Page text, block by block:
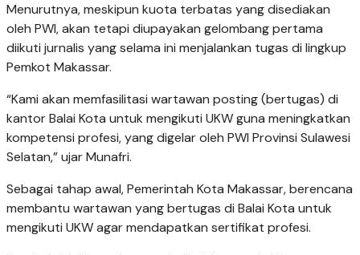
Menurutnya, meskipun kuota terbatas yang disediakan
oleh PWI, akan tetapi diupayakan gelombang pertama
diikuti jurnalis yang selama ini menjalankan tugas di lingkup
Pemkot Makassar.
“Kami akan memfasilitasi wartawan posting (bertugas) di
kantor Balai Kota untuk mengikuti UKW guna meningkatkan
kompetensi profesi, yang digelar oleh PWI Provinsi Sulawesi
Selatan,” ujar Munafri.
Sebagai tahap awal, Pemerintah Kota Makassar, berencana
membantu wartawan yang bertugas di Balai Kota untuk
mengikuti UKW agar mendapatkan sertifikat profesi.